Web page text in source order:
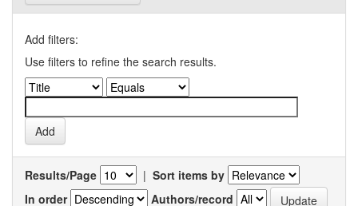
Add filters:
Use filters to refine the search results.
Results/Page | Sort items by
In order
Authors/record